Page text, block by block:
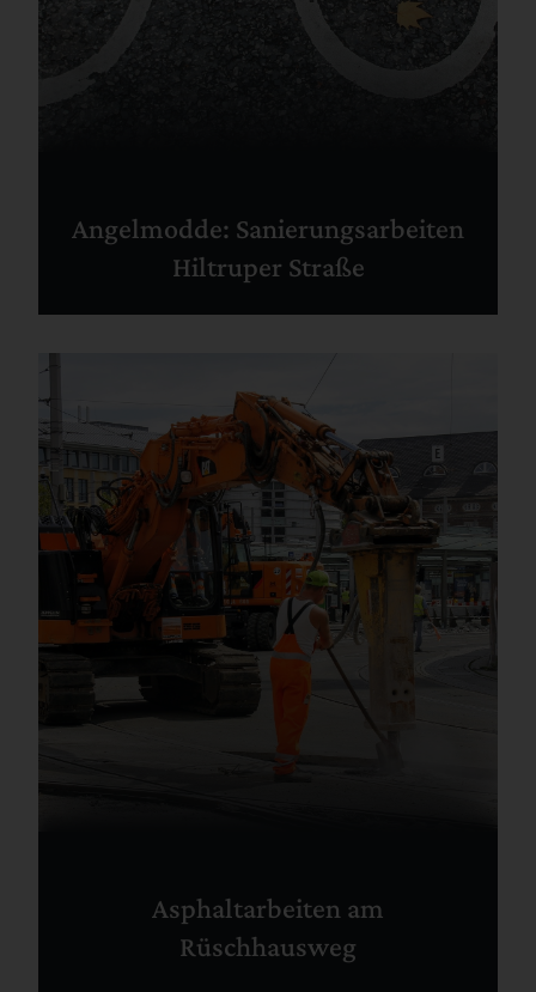
Angelmodde: Sanierungsarbeiten
Hiltruper Straße
Asphaltarbeiten am
Rüschhausweg